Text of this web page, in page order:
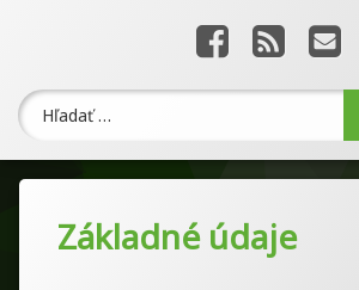
Facebook
RSS
Hľadať:
Základné údaje